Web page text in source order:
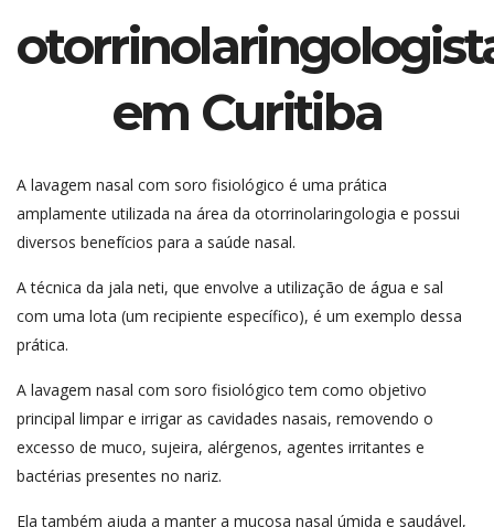
em Curitiba
A lavagem nasal com soro fisiológico é uma prática
amplamente utilizada na área da otorrinolaringologia e possui
diversos benefícios para a saúde nasal.
A técnica da jala neti, que envolve a utilização de água e sal
com uma lota (um recipiente específico), é um exemplo dessa
prática.
A lavagem nasal com soro fisiológico tem como objetivo
principal limpar e irrigar as cavidades nasais, removendo o
excesso de muco, sujeira, alérgenos, agentes irritantes e
bactérias presentes no nariz.
Ela também ajuda a manter a mucosa nasal úmida e saudável,